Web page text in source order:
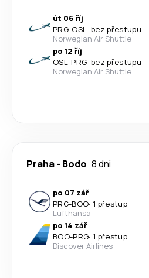
út 06 říj
PRG-OSL· bez přestupu
Norwegian Air Shuttle
po 12 říj
OSL-PRG· bez přestupu
Norwegian Air Shuttle
Praha- Bodo 8 dni
po 07 zář
PRG-BOO· 1 přestup
Lufthansa
po 14 zář
BOO-PRG· 1 přestup
Discover Airlines